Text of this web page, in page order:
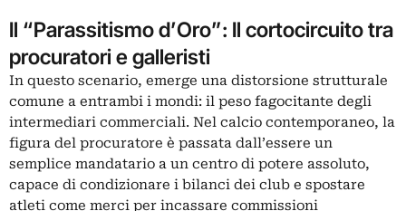
Il “Parassitismo d’Oro”: Il cortocircuito tra
procuratori e galleristi
In questo scenario, emerge una distorsione strutturale
comune a entrambi i mondi: il peso fagocitante degli
intermediari commerciali. Nel calcio contemporaneo, la
figura del procuratore è passata dall’essere un
semplice mandatario a un centro di potere assoluto,
capace di condizionare i bilanci dei club e spostare
atleti come merci per incassare commissioni